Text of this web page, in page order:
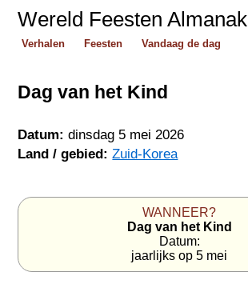
Wereld Feesten Almanak
Verhalen Feesten Vandaag de dag
Dag van het Kind
Datum: dinsdag 5 mei 2026
Land / gebied: Zuid-Korea
WANNEER?
Dag van het Kind
Datum:
jaarlijks op 5 mei